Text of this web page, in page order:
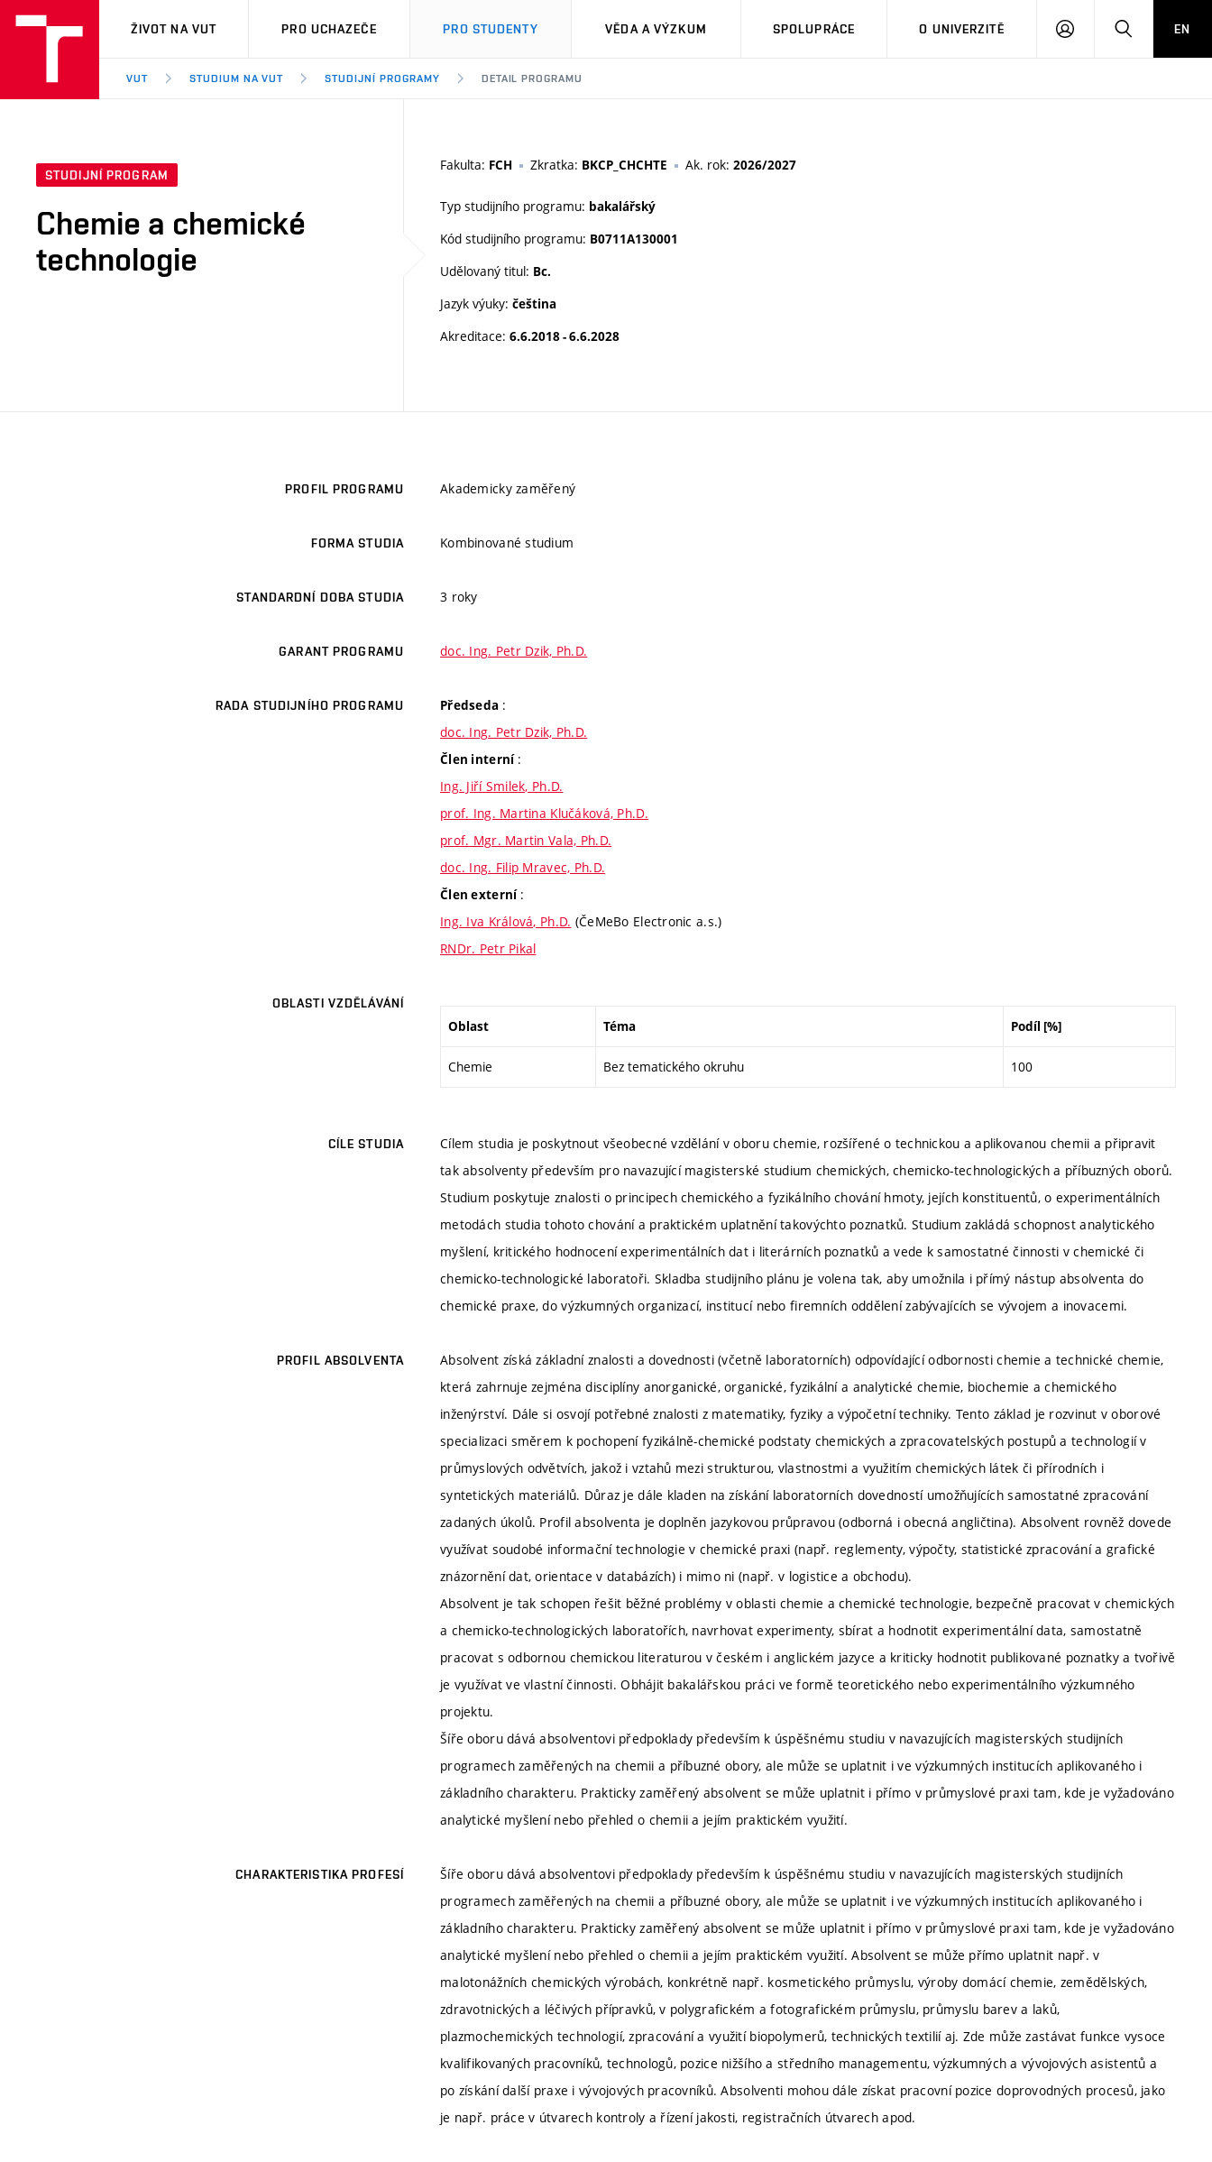
VUT
ŽIVOT NA VUT PRO UCHAZEČE PRO STUDENTY VĚDA A VÝZKUM SPOLUPRÁCE O UNIVERZITĚ
PŘIHLÁSIT HLEDATEN
VUT STUDIUM NA VUT STUDIJNÍ PROGRAMY DETAIL PROGRAMU
STUDIJNÍ PROGRAM
Chemie a chemické
technologie
Fakulta: FCH Zkratka: BKCP_CHCHTE Ak. rok: 2026/2027
Typ studijního programu: bakalářský
Kód studijního programu: B0711A130001
Udělovaný titul: Bc.
Jazyk výuky: čeština
Akreditace: 6.6.2018 - 6.6.2028
PROFIL PROGRAMU Akademicky zaměřený
FORMA STUDIA Kombinované studium
STANDARDNÍ DOBA STUDIA 3 roky
GARANT PROGRAMU doc. Ing. Petr Dzik, Ph.D.
RADA STUDIJNÍHO PROGRAMU Předseda :
doc. Ing. Petr Dzik, Ph.D.
Člen interní :
Ing. Jiří Smilek, Ph.D.
prof. Ing. Martina Klučáková, Ph.D.
prof. Mgr. Martin Vala, Ph.D.
doc. Ing. Filip Mravec, Ph.D.
Člen externí :
Ing. Iva Králová, Ph.D. (ČeMeBo Electronic a.s.)
RNDr. Petr Pikal
OBLASTI VZDĚLÁVÁNÍ
Oblast Téma Podíl [%]
Chemie Bez tematického okruhu 100
CÍLE STUDIA
Cílem studia je poskytnout všeobecné vzdělání v oboru chemie, rozšířené o technickou a aplikovanou chemii a připravit
tak absolventy především pro navazující magisterské studium chemických, chemicko-technologických a příbuzných oborů.
Studium poskytuje znalosti o principech chemického a fyzikálního chování hmoty, jejích konstituentů, o experimentálních
metodách studia tohoto chování a praktickém uplatnění takovýchto poznatků. Studium zakládá schopnost analytického
myšlení, kritického hodnocení experimentálních dat i literárních poznatků a vede k samostatné činnosti v chemické či
chemicko-technologické laboratoři. Skladba studijního plánu je volena tak, aby umožnila i přímý nástup absolventa do
chemické praxe, do výzkumných organizací, institucí nebo firemních oddělení zabývajících se vývojem a inovacemi.
PROFIL ABSOLVENTA
Absolvent získá základní znalosti a dovednosti (včetně laboratorních) odpovídající odbornosti chemie a technické chemie,
která zahrnuje zejména disciplíny anorganické, organické, fyzikální a analytické chemie, biochemie a chemického
inženýrství. Dále si osvojí potřebné znalosti z matematiky, fyziky a výpočetní techniky. Tento základ je rozvinut v oborové
specializaci směrem k pochopení fyzikálně-chemické podstaty chemických a zpracovatelských postupů a technologií v
průmyslových odvětvích, jakož i vztahů mezi strukturou, vlastnostmi a využitím chemických látek či přírodních i
syntetických materiálů. Důraz je dále kladen na získání laboratorních dovedností umožňujících samostatné zpracování
zadaných úkolů. Profil absolventa je doplněn jazykovou průpravou (odborná i obecná angličtina). Absolvent rovněž dovede
využívat soudobé informační technologie v chemické praxi (např. reglementy, výpočty, statistické zpracování a grafické
znázornění dat, orientace v databázích) i mimo ni (např. v logistice a obchodu).
Absolvent je tak schopen řešit běžné problémy v oblasti chemie a chemické technologie, bezpečně pracovat v chemických
a chemicko-technologických laboratořích, navrhovat experimenty, sbírat a hodnotit experimentální data, samostatně
pracovat s odbornou chemickou literaturou v českém i anglickém jazyce a kriticky hodnotit publikované poznatky a tvořivě
je využívat ve vlastní činnosti. Obhájit bakalářskou práci ve formě teoretického nebo experimentálního výzkumného
projektu.
Šíře oboru dává absolventovi předpoklady především k úspěšnému studiu v navazujících magisterských studijních
programech zaměřených na chemii a příbuzné obory, ale může se uplatnit i ve výzkumných institucích aplikovaného i
základního charakteru. Prakticky zaměřený absolvent se může uplatnit i přímo v průmyslové praxi tam, kde je vyžadováno
analytické myšlení nebo přehled o chemii a jejím praktickém využití.
CHARAKTERISTIKA PROFESÍ
Šíře oboru dává absolventovi předpoklady především k úspěšnému studiu v navazujících magisterských studijních
programech zaměřených na chemii a příbuzné obory, ale může se uplatnit i ve výzkumných institucích aplikovaného i
základního charakteru. Prakticky zaměřený absolvent se může uplatnit i přímo v průmyslové praxi tam, kde je vyžadováno
analytické myšlení nebo přehled o chemii a jejím praktickém využití. Absolvent se může přímo uplatnit např. v
malotonážních chemických výrobách, konkrétně např. kosmetického průmyslu, výroby domácí chemie, zemědělských,
zdravotnických a léčivých přípravků, v polygrafickém a fotografickém průmyslu, průmyslu barev a laků,
plazmochemických technologií, zpracování a využití biopolymerů, technických textilií aj. Zde může zastávat funkce vysoce
kvalifikovaných pracovníků, technologů, pozice nižšího a středního managementu, výzkumných a vývojových asistentů a
po získání další praxe i vývojových pracovníků. Absolventi mohou dále získat pracovní pozice doprovodných procesů, jako
je např. práce v útvarech kontroly a řízení jakosti, registračních útvarech apod.